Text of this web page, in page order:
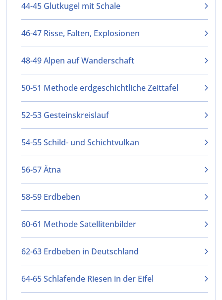
44-45 Glutkugel mit Schale
46-47 Risse, Falten, Explosionen
48-49 Alpen auf Wanderschaft
50-51 Methode erdgeschichtliche Zeittafel
52-53 Gesteinskreislauf
54-55 Schild- und Schichtvulkan
56-57 Ätna
58-59 Erdbeben
60-61 Methode Satellitenbilder
62-63 Erdbeben in Deutschland
64-65 Schlafende Riesen in der Eifel